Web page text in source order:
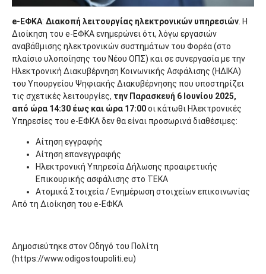
e-ΕΦΚΑ: Διακοπή λειτουργίας ηλεκτρονικών υπηρεσιών . Η
Διοίκηση του e-ΕΦΚΑ ενημερώνει ότι, λόγω εργασιών
αναβάθμισης ηλεκτρονικών συστημάτων του Φορέα (στο
πλαίσιο υλοποίησης του Νέου ΟΠΣ) και σε συνεργασία με την
Ηλεκτρονική Διακυβέρνηση Κοινωνικής Ασφάλισης (ΗΔΙΚΑ)
του Υπουργείου Ψηφιακής Διακυβέρνησης που υποστηρίζει
τις σχετικές λειτουργίες, την Παρασκευή 6 Ιουνίου 2025,
από ώρα 14:30 έως και ώρα 17:00οι κάτωθι Ηλεκτρονικές
Υπηρεσίες του e-ΕΦΚΑ δεν θα είναι προσωρινά διαθέσιμες:
Αίτηση εγγραφής
Αίτηση επανεγγραφής
Ηλεκτρονική Υπηρεσία Δήλωσης προαιρετικής
Επικουρικής ασφάλισης στο ΤΕΚΑ
Ατομικά Στοιχεία / Ενημέρωση στοιχείων επικοινωνίας
Από τη Διοίκηση του e-ΕΦΚΑ
Δημοσιεύτηκε στον Οδηγό του Πολίτη
(https://www.odigostoupoliti.eu)